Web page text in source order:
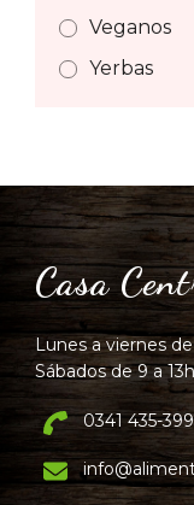
Veganos
Yerbas
Casa
Lunes a viernes
Sábados de 9 a
0341 435-